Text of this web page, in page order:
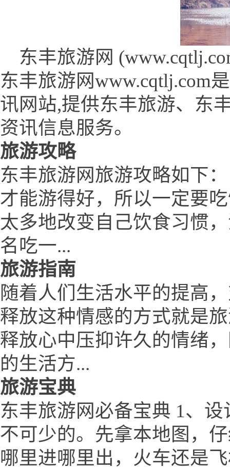
东丰旅游网
东丰旅游网www.cqtlj.com
讯网站,提供东丰旅游、东
资讯信息服务。
旅游攻略
东丰旅游网旅游攻略如下
才能游得好，所以一定要
太多地改变自己饮食习惯
名吃一...
旅游指南
随着人们生活水平的提高
释放这种情感的方式就是
释放心中压抑许久的情绪
的生活方...
旅游宝典
东丰旅游网必备宝典 1、
不可少的。先拿本地图，
哪里进哪里出，火车还是